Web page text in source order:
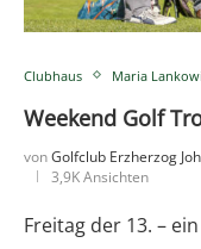
Clubhaus Maria
Weekend Golf
vonGolfclub Erzherzog
3,9K Ansichten
Freitag der 13. –